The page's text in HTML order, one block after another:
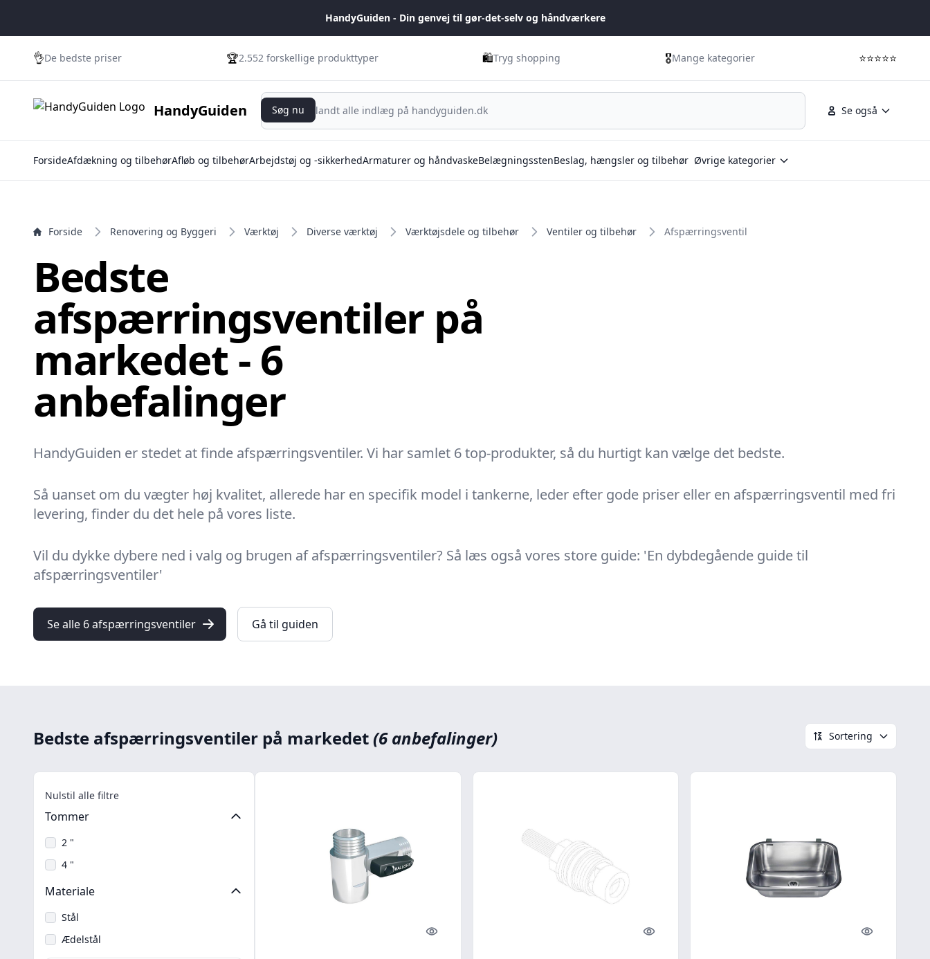
HandyGuiden - Din genvej til gør-det-selv og håndværkere
👌De bedste priser 🏆2.552 forskellige produkttyper 🛍️Tryg shopping 🎖️Mange kategorier ⭐⭐⭐⭐⭐
HandyGuiden Se også
Søg nu
Søg nu
ForsideAfdækning og tilbehørAfløb og tilbehørArbejdstøj og -sikkerhedArmaturer og håndvaskeBelægningsstenBeslag, hængsler og tilbehør Øvrige kategorier
Forside Renovering og Byggeri Værktøj Diverse værktøj Værktøjsdele og tilbehør Ventiler og tilbehør Afspærringsventil
Bedste
afspærringsventiler på
markedet - 6
anbefalinger
HandyGuiden er stedet at finde afspærringsventiler. Vi har samlet 6 top-produkter, så du hurtigt kan vælge det bedste.
Så uanset om du vægter høj kvalitet, allerede har en specifik model i tankerne, leder efter gode priser eller en afspærringsventil med fri
levering, finder du det hele på vores liste.
Vil du dykke dybere ned i valg og brugen af afspærringsventiler? Så læs også vores store guide: 'En dybdegående guide til
afspærringsventiler'
Se alle 6 afspærringsventiler Gå til guiden
Bedste afspærringsventiler på markedet(6 anbefalinger) Sortering
Nulstil alle filtre
Tommer
2 "
4 "
Materiale
Stål
Ædelstål
Quick look Quick look Quick look